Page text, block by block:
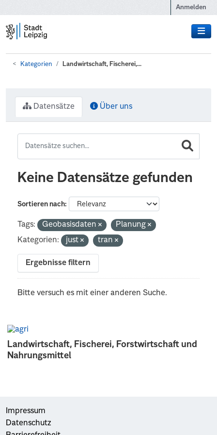
Anmelden
Kategorien Landwirtschaft, Fischerei,...
Landwirtschaft, Fischerei, Forstwirtschaft und
Nahrungsmittel
Datensätze Über uns
Keine Datensätze gefunden
Sortieren nach
Tags: Geobasisdaten
Planung
Kategorien:
just tran
Ergebnisse filtern
Bitte versuch es mit einer anderen Suche.
Impressum
Datenschutz